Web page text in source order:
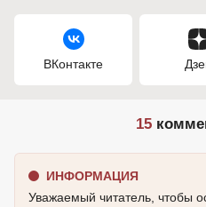
ВКонтакте
15
ИНФОРМАЦИЯ
Уважаемый читатель, чтобы